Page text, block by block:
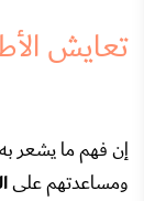
تعايش
إن فهم ما يشعر
ومساعدتهم على